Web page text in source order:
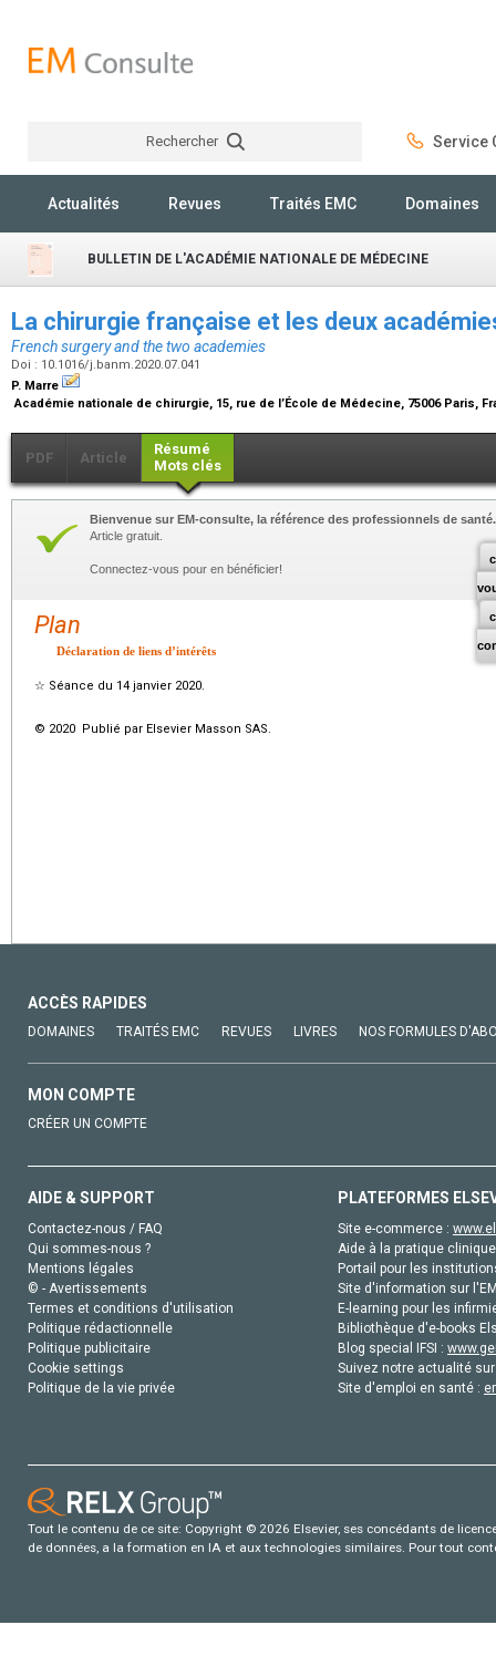
Rechercher Service
Actualités Revues Traités EMC Domaines
BULLETIN DE L'ACADÉMIE NATIONALE DE MÉDECINE
La chirurgie française et les deux
French surgery and the two academies
Doi : 10.1016/j.banm.2020.07.041
P. Marre
Académie nationale de chirurgie, 15, rue de l’École de Médecine, 75006 Paris,
PDF Article
Résumé
Mots clés
Bienvenue sur EM-consulte, la référence des professionnels de santé.
Article gratuit.
Connectez-vous pour en bénéficier!
Plan
Déclaration de liens d’intérêts
☆ Séance du 14 janvier 2020.
© 2020 Publié par Elsevier Masson SAS.
ACCÈS RAPIDES
DOMAINES TRAITÉS EMC REVUES LIVRES NOS FORMULES
MON COMPTE
CRÉER UN COMPTE
AIDE & SUPPORT
Contactez-nous / FAQ
Qui sommes-nous ?
Mentions légales
© - Avertissements
Termes et conditions d'utilisation
Politique rédactionnelle
Politique publicitaire
Cookie settings
Politique de la vie privée
PLATEFORMES
Site e-commerce :
Aide à la pratique
Portail pour les
Site d'information sur
E-learning pour les
Bibliothèque d'e-books
Blog special IFSI :
Suivez notre actualité
Site d'emploi en santé :
Tout le contenu de ce site: Copyright © 2026 Elsevier, ses concédants de
de données, a la formation en IA et aux technologies similaires. Pour tout